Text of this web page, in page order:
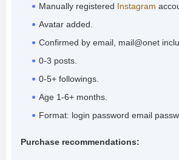
Manually registered Instagram
Avatar added.
Confirmed by email, mail@onet
0-3 posts.
0-5+ followings.
Age 1-6+ months.
Format: login password email
Purchase recommendations: